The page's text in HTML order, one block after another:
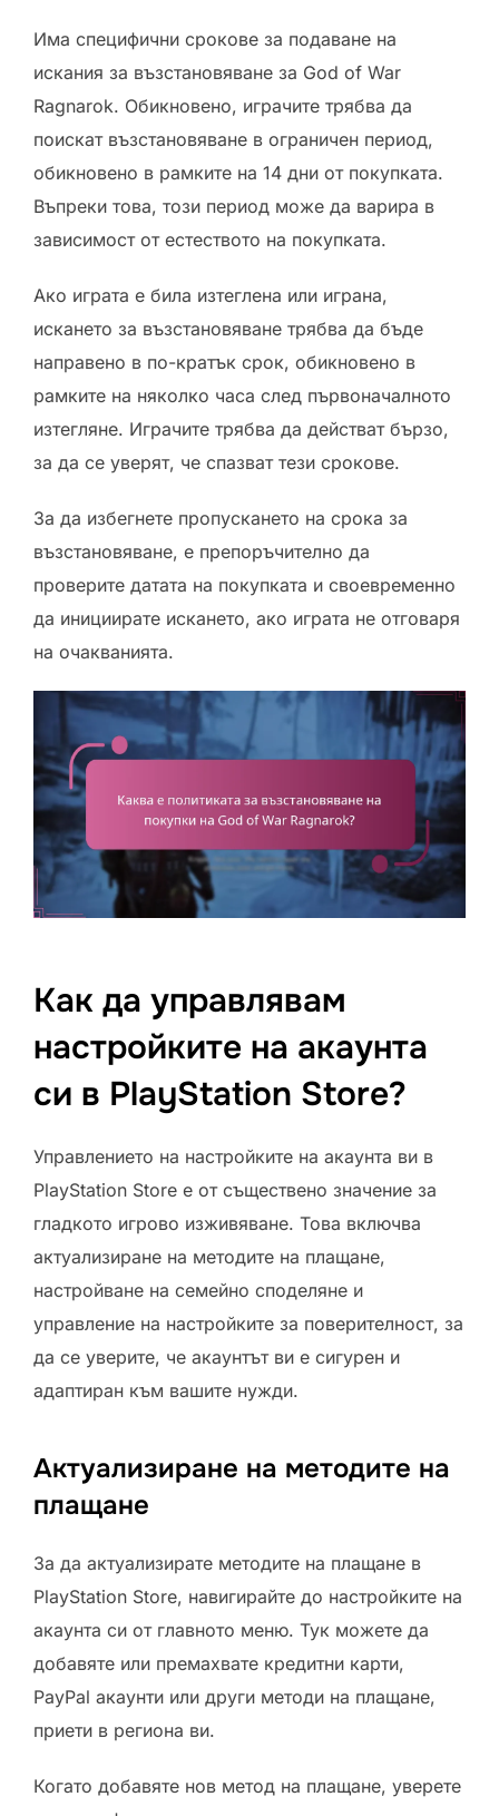
Има специфични срокове за подаване на
искания за възстановяване за God of War
Ragnarok. Обикновено, играчите трябва да
поискат възстановяване в ограничен период,
обикновено в рамките на 14 дни от покупката.
Въпреки това, този период може да варира в
зависимост от естеството на покупката.
Ако играта е била изтеглена или играна,
искането за възстановяване трябва да бъде
направено в по-кратък срок, обикновено в
рамките на няколко часа след първоначалното
изтегляне. Играчите трябва да действат бързо,
за да се уверят, че спазват тези срокове.
За да избегнете пропускането на срока за
възстановяване, е препоръчително да
проверите датата на покупката и своевременно
да инициирате искането, ако играта не отговаря
на очакванията.
Как да управлявам
настройките на акаунта
си в PlayStation Store?
Управлението на настройките на акаунта ви в
PlayStation Store е от съществено значение за
гладкото игрово изживяване. Това включва
актуализиране на методите на плащане,
настройване на семейно споделяне и
управление на настройките за поверителност, за
да се уверите, че акаунтът ви е сигурен и
адаптиран към вашите нужди.
Актуализиране на методите на
плащане
За да актуализирате методите на плащане в
PlayStation Store, навигирайте до настройките на
акаунта си от главното меню. Тук можете да
добавяте или премахвате кредитни карти,
PayPal акаунти или други методи на плащане,
приети в региона ви.
Когато добавяте нов метод на плащане, уверете